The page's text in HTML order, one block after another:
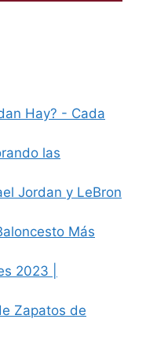
Hay? - Cada
las
Jordan y LeBron
Más
2023 |
Zapatos de